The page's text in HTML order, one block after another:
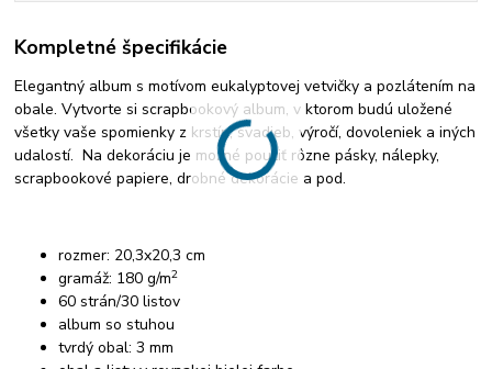
Kompletné špecifikácie
Elegantný album s motívom eukalyptovej vetvičky a pozlátením na
obale. Vytvorte si scrapbookový album, v ktorom budú uložené
všetky vaše spomienky z krstín, svadieb, výročí, dovoleniek a iných
udalostí. Na dekoráciu je možné použiť rôzne pásky, nálepky,
scrapbookové papiere, drobné dekorácie a pod.
rozmer: 20,3x20,3 cm
gramáž: 180 g/m2
60 strán/30 listov
album so stuhou
tvrdý obal: 3 mm